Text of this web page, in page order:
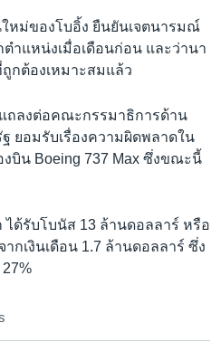
หม่ของโบอิ้ง ยืนยันเจตนารมณ์
ำแหน่งเมื่อเดือนก่อน และว่านา
กต้องเหมาะสมแล้ว
ถลงต่อคณะกรรมาธิการด้าน
ยอมรับเรื่องความผิดพลาดใน
บิน Boeing 737 Max ซึ่งขณะนี้
ได้รับโบนัส 13 ล้านดอลลาร์ หรือ
กเงินเดือน 1.7 ล้านดอลลาร์ ซึ่ง